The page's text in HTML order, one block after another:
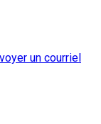
un courriel